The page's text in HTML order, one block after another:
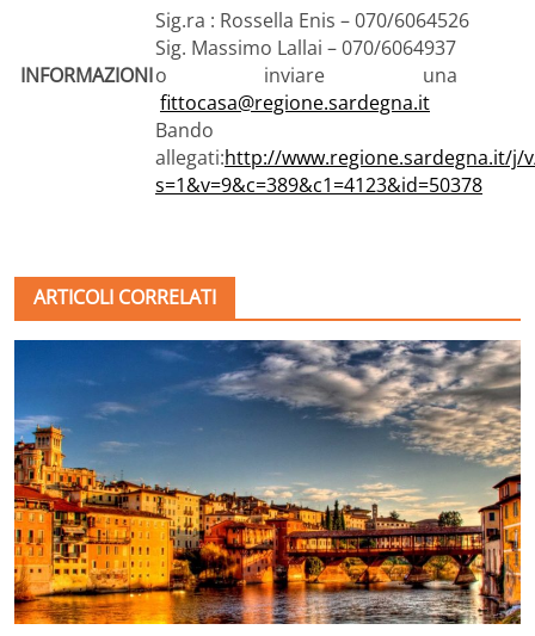
INFORMAZIONI
Sig.ra : Rossella Enis – 070/6064526
Sig. Massimo Lallai – 070/6064937
o inviare una
fittocasa@regione.sardegna.it
Bando
allegati:http://www.regione.sardegna.it/j/
s=1&v=9&c=389&c1=4123&id=50378
ARTICOLI CORRELATI